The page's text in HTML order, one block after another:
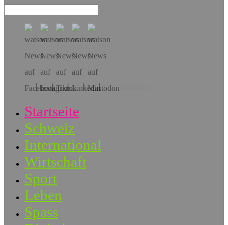
Hol dir die App!
Startseite
Schweiz
International
Wirtschaft
Sport
Leben
Spass